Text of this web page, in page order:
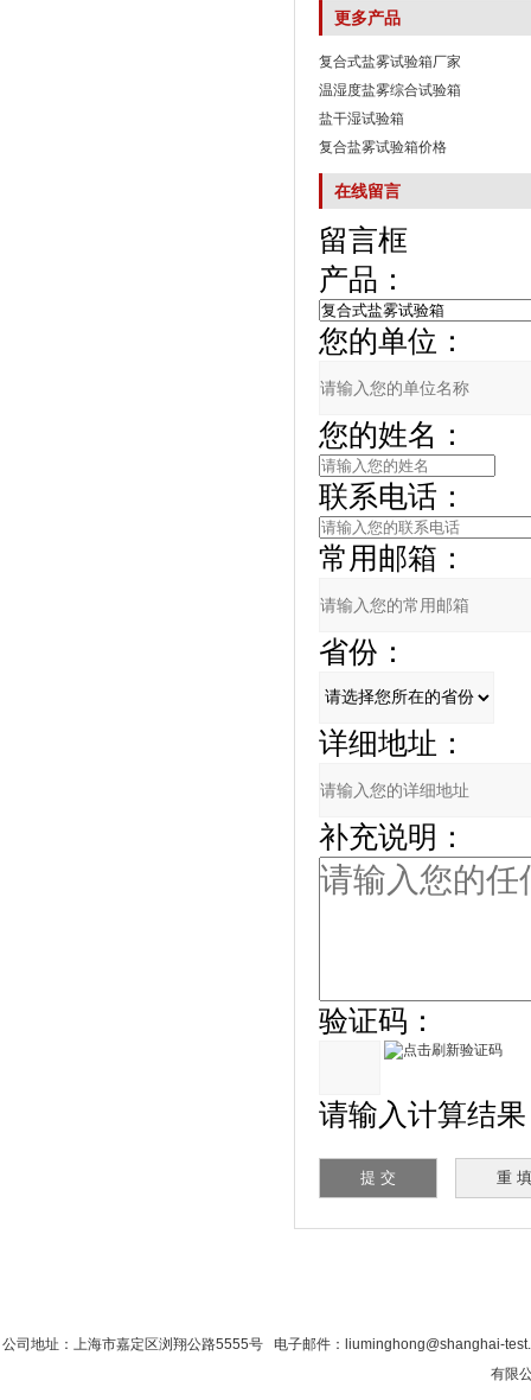
更多产品
复合式盐雾试验箱厂家
温湿度盐雾综合试验箱
盐干湿试验箱
复合盐雾试验箱价格
在线留言
留言框
产品：
您的单位：
您的姓名：
联系电话：
常用邮箱：
省份：
详细地址：
补充说明：
验证码：
请输入计算结果
公司地址：上海市嘉定区浏翔公路5555号 电子邮件：liuminghong@shanghai-
有限公